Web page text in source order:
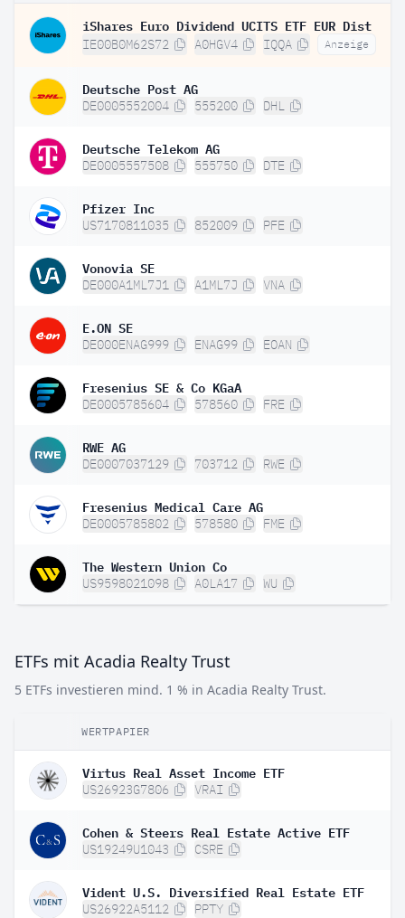
iShares Euro Dividend UCITS ETF EUR Dist
IE00B0M62S72 A0HGV4 IQQA Anzeige
Deutsche Post AG
DE0005552004 555200 DHL
Deutsche Telekom AG
DE0005557508 555750 DTE
Pfizer Inc
US7170811035 852009 PFE
Vonovia SE
DE000A1ML7J1 A1ML7J VNA
E.ON SE
DE000ENAG999 ENAG99 EOAN
Fresenius SE & Co KGaA
DE0005785604 578560 FRE
RWE AG
DE0007037129 703712 RWE
Fresenius Medical Care AG
DE0005785802 578580 FME
The Western Union Co
US9598021098 A0LA17 WU
ETFs mit Acadia Realty Trust
5 ETFs investieren mind. 1 % in Acadia Realty Trust.
WERTPAPIER
Virtus Real Asset Income ETF
US26923G7806 VRAI
Cohen & Steers Real Estate Active ETF
US19249U1043 CSRE
Vident U.S. Diversified Real Estate ETF
US26922A5112 PPTY